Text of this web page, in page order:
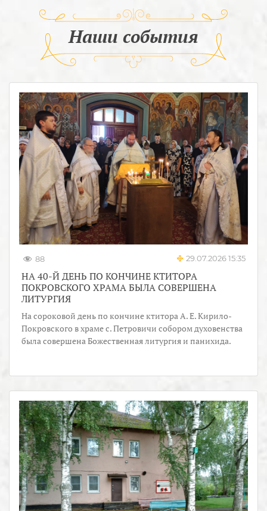
Наши события
88 29.07.2026 15:35
НА 40-Й ДЕНЬ ПО КОНЧИНЕ КТИТОРА
ПОКРОВСКОГО ХРАМА БЫЛА СОВЕРШЕНА
ЛИТУРГИЯ
На сороковой день по кончине ктитора А. Е. Кирило-
Покровского в храме с. Петровичи собором духовенства
была совершена Божественная литургия и панихида.